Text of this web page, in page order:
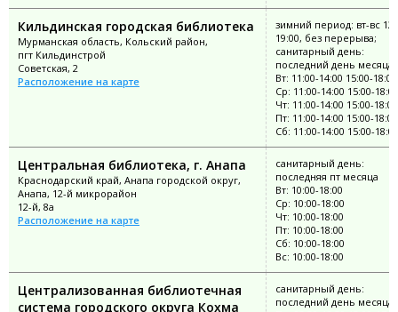
Кильдинская городская библиотека
Мурманская область, Кольский район,
пгт Кильдинстрой
Советская, 2
Расположение на карте
зимний период: вт-вс
19:00, без перерыва;
санитарный день:
последний день месяца
Вт: 11:00-14:00 15:00-18:00
Ср: 11:00-14:00 15:00-18:00
Чт: 11:00-14:00 15:00-18:00
Пт: 11:00-14:00 15:00-18:00
Сб: 11:00-14:00 15:00-18:00
Центральная библиотека, г. Анапа
Краснодарский край, Анапа городской округ,
Анапа, 12-й микрорайон
12-й, 8а
Расположение на карте
санитарный день:
последняя пт месяца
Вт: 10:00-18:00
Ср: 10:00-18:00
Чт: 10:00-18:00
Пт: 10:00-18:00
Сб: 10:00-18:00
Вс: 10:00-18:00
Централизованная библиотечная
система городского округа Кохма
санитарный день:
последний день месяца